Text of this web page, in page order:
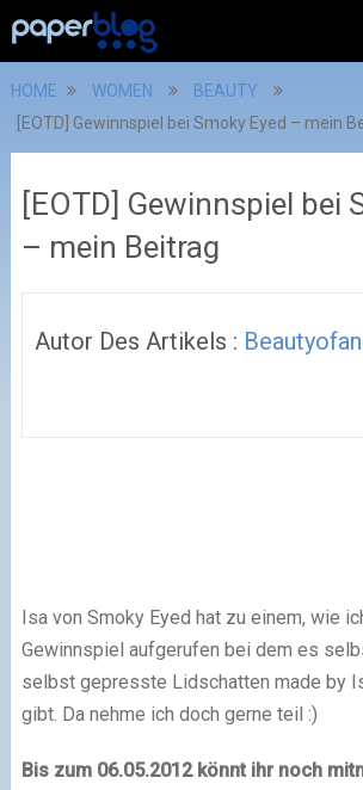
HOME WOMEN
BEAUTY
[EOTD] Gewinnspiel bei Smoky Eyed – mein
[EOTD] Gewinnspiel bei
– mein Beitrag
Autor Des Artikels :
Isa von Smoky Eyed hat zu einem, wie
Gewinnspiel aufgerufen bei dem es
selbst gepresste Lidschatten made by
gibt. Da nehme ich doch gerne teil :)
Bis zum 06.05.2012 könnt ihr noch